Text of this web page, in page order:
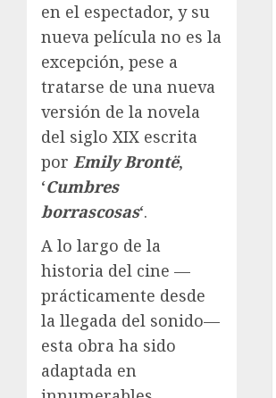
en el espectador, y su
nueva película no es la
excepción, pese a
tratarse de una nueva
versión de la novela
del siglo XIX escrita
por Emily Brontë,
‘Cumbres
borrascosas‘.
A lo largo de la
historia del cine —
prácticamente desde
la llegada del sonido—
esta obra ha sido
adaptada en